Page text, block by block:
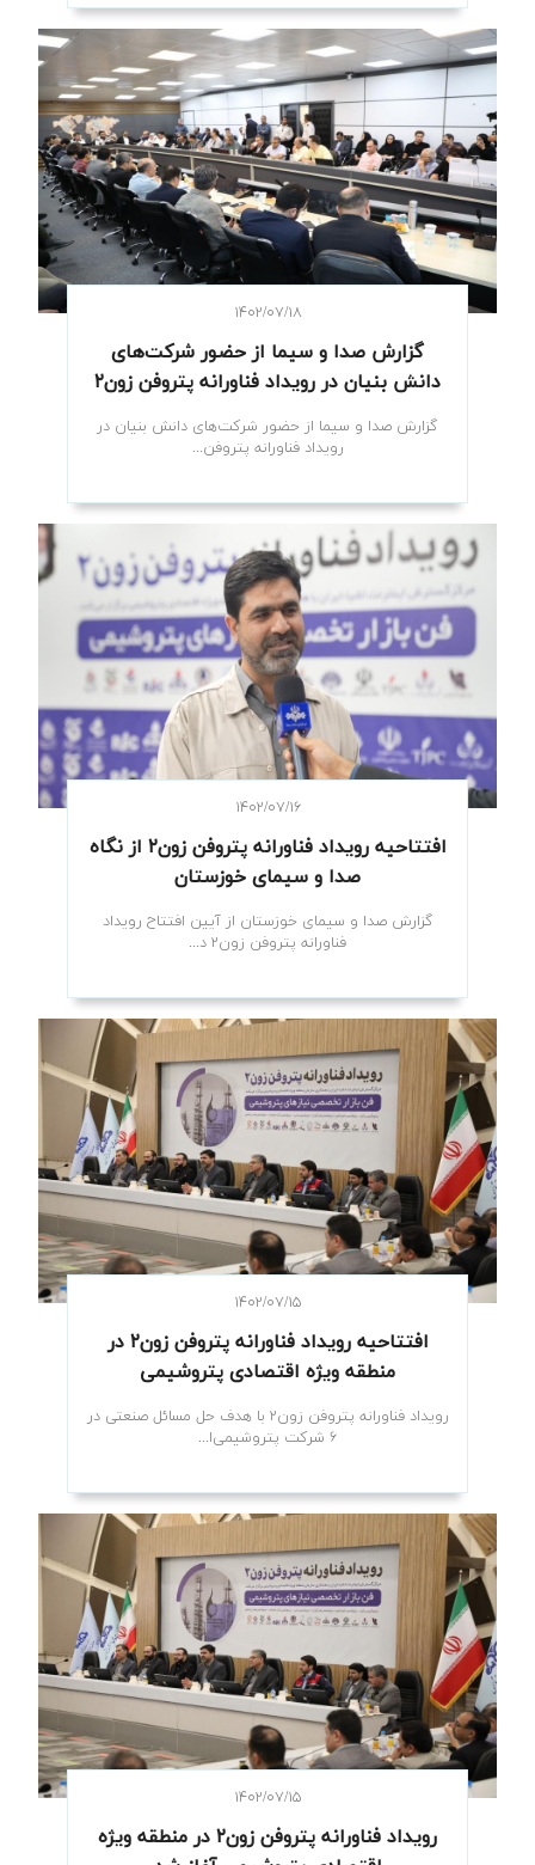
۱۴۰۲/۰۷/۱۸
گزارش صدا و سیما از حضور شرکت‌های
دانش بنیان در رویداد فناورانه پتروفن زون۲
گزارش صدا و سیما از حضور شرکت‌های دانش بنیان در
رویداد فناورانه پتروفن...
۱۴۰۲/۰۷/۱۶
افتتاحیه رویداد فناورانه پتروفن زون۲ از نگاه
صدا و سیمای خوزستان
گزارش صدا و سیمای خوزستان از آیین افتتاح رویداد
فناورانه پتروفن زون۲ د...
۱۴۰۲/۰۷/۱۵
افتتاحیه رویداد فناورانه پتروفن زون۲ در
منطقه ویژه اقتصادی پتروشیمی
رویداد فناورانه پتروفن زون۲ با هدف حل مسائل صنعتی در
۶ شرکت پتروشیمی‌ا...
۱۴۰۲/۰۷/۱۵
رویداد فناورانه پتروفن زون۲ در منطقه ویژه